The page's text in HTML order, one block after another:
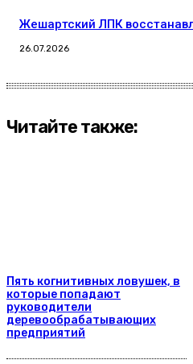
Жешартский ЛПК
26.07.2026
Читайте также:
Пять когнитивных ловушек, в
которые попадают
руководители
деревообрабатывающих
предприятий